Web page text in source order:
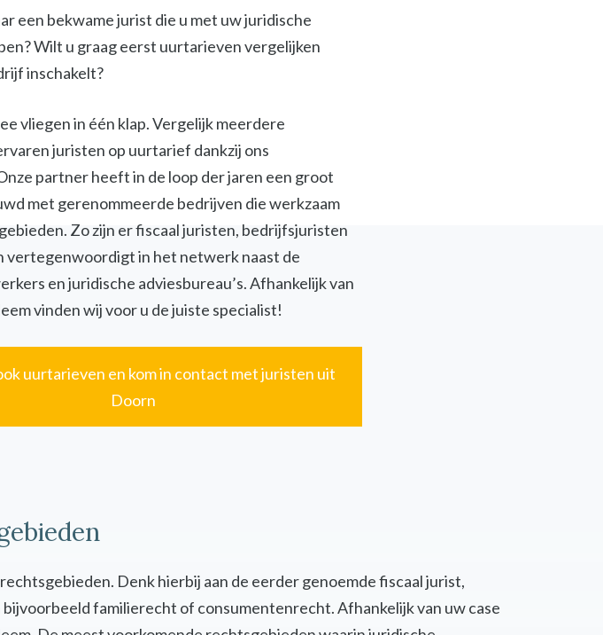
een bekwame jurist die u met uw juridische
Wilt u graag eerst uurtarieven vergelijken
inschakelt?
vliegen in één klap. Vergelijk meerdere
juristen op uurtarief dankzij ons
partner heeft in de loop der jaren een groot
met gerenommeerde bedrijven die werkzaam
Zo zijn er fiscaal juristen, bedrijfsjuristen
vertegenwoordigt in het netwerk naast de
en juridische adviesbureau’s. Afhankelijk van
vinden wij voor u de juiste specialist!
uurtarieven en kom in contact met juristen uit
Doorn
Denk hierbij aan de eerder genoemde fiscaal jurist,
familierecht of consumentenrecht. Afhankelijk van uw case